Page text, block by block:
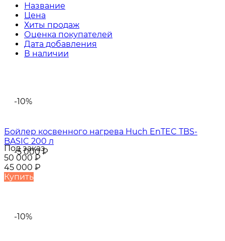
Название
Цена
Хиты продаж
Оценка покупателей
Дата добавления
В наличии
-10%
-5 000₽
Бойлер косвенного нагрева Huch EnTEC TBS-
BASIC 200 л
Под заказ
50 000₽
45 000 ₽
Купить
-10%